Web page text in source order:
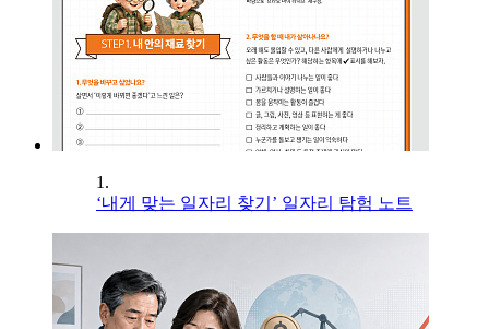
1.
‘내게 맞는 일자리 찾기’ 일자리 탐험 노트